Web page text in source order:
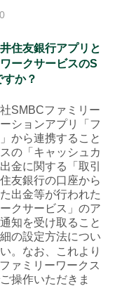
住友銀行アプリと
ークサービスのS
か？
SMBCファミリー
ションアプリ「フ
から連携すること
の「キャッシュカ
金に関する「取引
友銀行の口座から
出金等が行われた
クサービス」のア
知を受け取ること
の設定方法につい
。なお、これより
ァミリーワークス
操作いただきま